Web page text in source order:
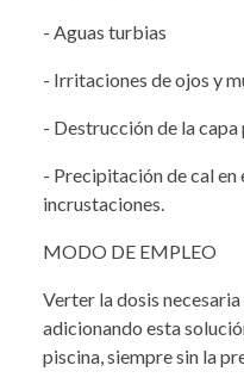
- Aguas turbias
- Irritaciones de ojos y
- Destrucción de la
- Precipitación de cal
incrustaciones.
MODO DE EMPLEO
Verter la dosis
adicionando esta
piscina, siempre sin la